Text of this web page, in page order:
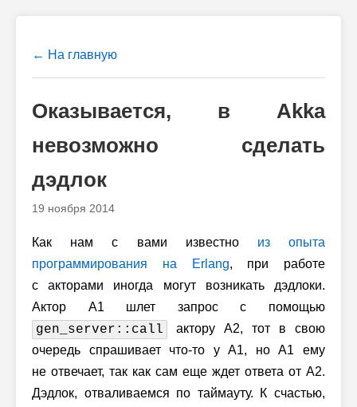
← На главную
Оказывается, в Akka
невозможно сделать
дэдлок
19 ноября 2014
Как нам с вами известно из опыта
программирования на Erlang, при работе
с акторами иногда могут возникать дэдлоки.
Актор А1 шлет запрос с помощью
gen_server::call
актору А2, тот в свою
очередь спрашивает что-то у А1, но А1 ему
не отвечает, так как сам еще ждет ответа от А2.
Дэдлок, отваливаемся по таймауту. К счастью,